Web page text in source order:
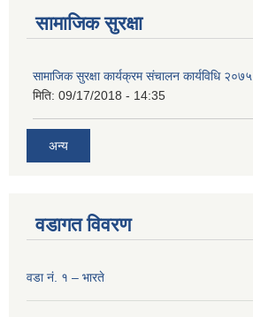
सामाजिक सुरक्षा
सामाजिक सुरक्षा कार्यक्रम संचालन कार्यविधि २०७५
मिति: 09/17/2018 - 14:35
अन्य
वडागत विवरण
वडा नं. १ – भारते